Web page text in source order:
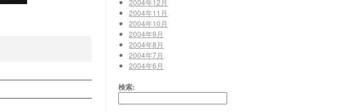
2004年12月
2004年11月
2004年10月
2004年9月
2004年8月
2004年7月
2004年6月
検索: